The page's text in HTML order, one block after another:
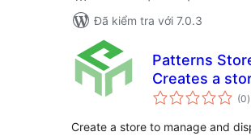
Đã kiểm tra với 7.0.3
Patterns
Creates a
manage and
kits
(0)
Create a store to manage and